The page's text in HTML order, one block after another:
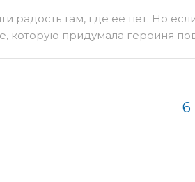
радость там, где её нет. Но
которую придумала героиня
6